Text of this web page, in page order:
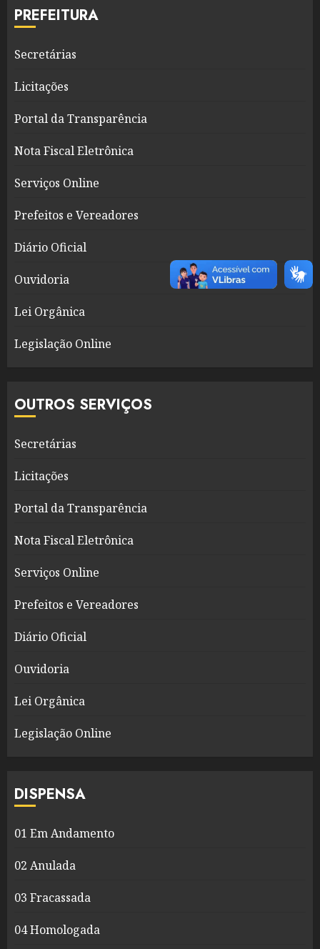
PREFEITURA
Secretárias
Licitações
Portal da Transparência
Nota Fiscal Eletrônica
Serviços Online
Prefeitos e Vereadores
Diário Oficial
Ouvidoria
Lei Orgânica
Legislação Online
OUTROS SERVIÇOS
Secretárias
Licitações
Portal da Transparência
Nota Fiscal Eletrônica
Serviços Online
Prefeitos e Vereadores
Diário Oficial
Ouvidoria
Lei Orgânica
Legislação Online
DISPENSA
01 Em Andamento
02 Anulada
03 Fracassada
04 Homologada